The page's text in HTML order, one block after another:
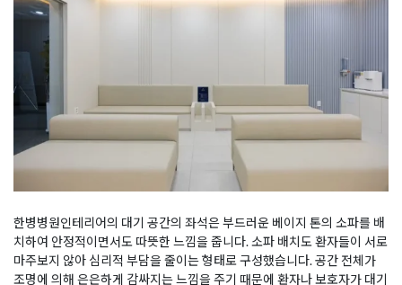
한병병원인테리어의 대기 공간의 좌석은 부드러운 베이지 톤의 소파를 배
치하여 안정적이면서도 따뜻한 느낌을 줍니다. 소파 배치도 환자들이 서로
마주보지 않아 심리적 부담을 줄이는 형태로 구성했습니다. 공간 전체가
조명에 의해 은은하게 감싸지는 느낌을 주기 때문에 환자나 보호자가 대기